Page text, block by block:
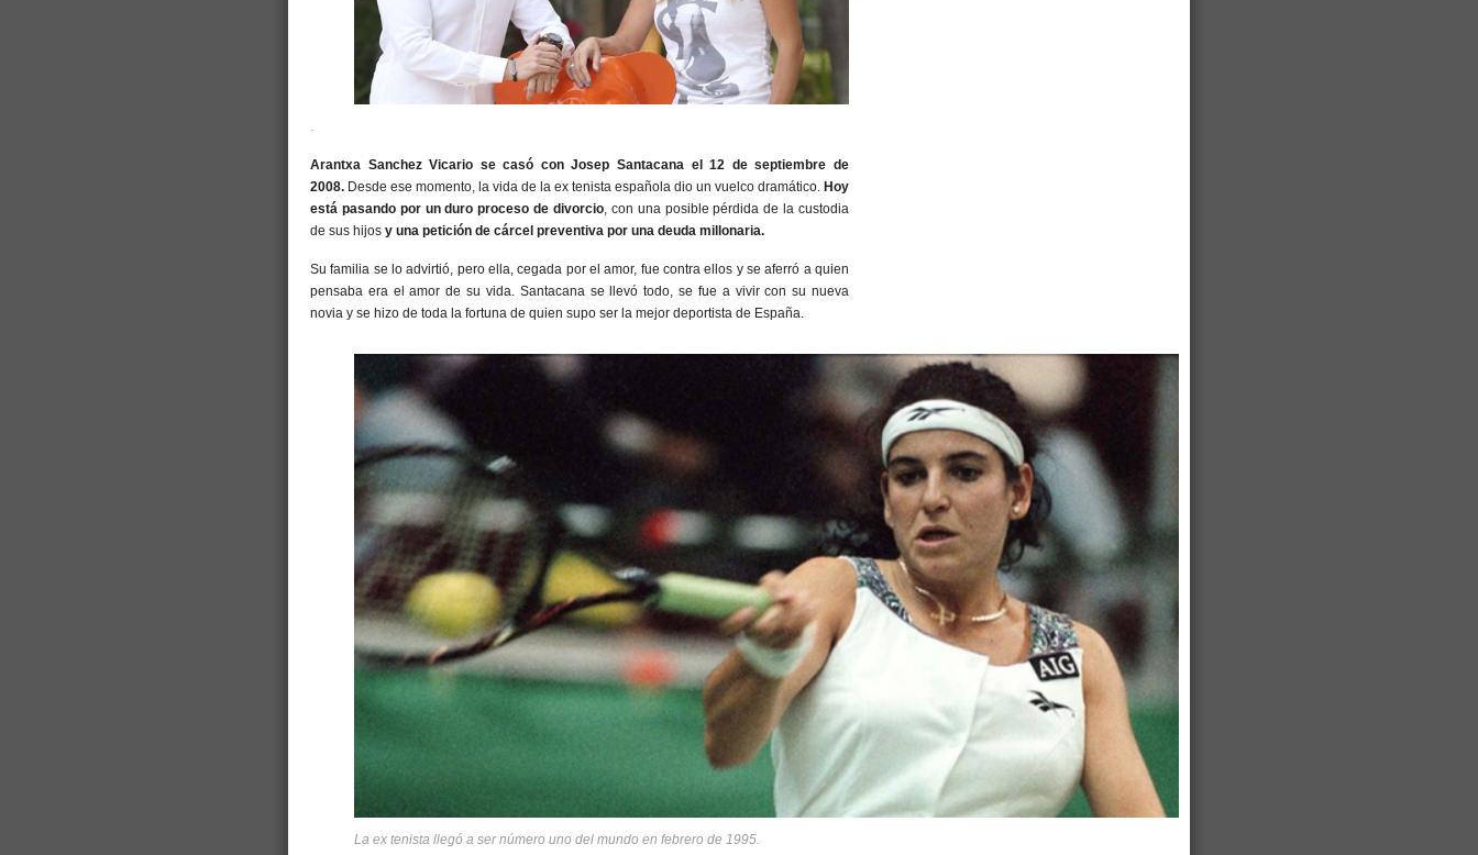
.
Arantxa Sanchez Vicario se casó con Josep Santacana el 12 de septiembre de
2008. Desde ese momento, la vida de la ex tenista española dio un vuelco dramático. Hoy
está pasando por un duro proceso de divorcio, con una posible pérdida de la custodia
de sus hijos y una petición de cárcel preventiva por una deuda millonaria.
Su familia se lo advirtió, pero ella, cegada por el amor, fue contra ellos y se aferró a quien
pensaba era el amor de su vida. Santacana se llevó todo, se fue a vivir con su nueva
novia y se hizo de toda la fortuna de quien supo ser la mejor deportista de España.
La ex tenista llegó a ser número uno del mundo en febrero de 1995.